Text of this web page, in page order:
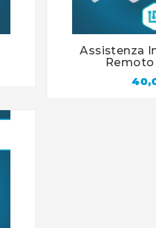
 
Assistenza
Remoto